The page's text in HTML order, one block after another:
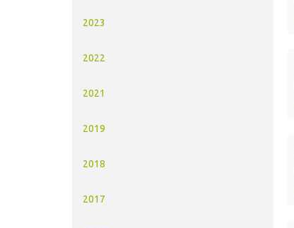
2023
2022
2021
2019
2018
2017